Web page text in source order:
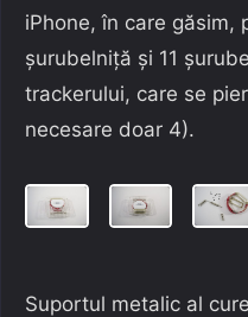
iPhone, în care găsim,
șurubelniță și 11
trackerului, care se
necesare doar 4).
Suportul metalic al